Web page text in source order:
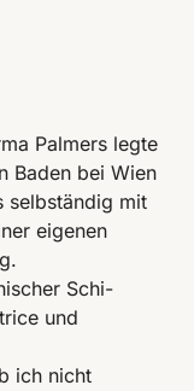
Palmers legte
Baden bei Wien
selbständig mit
eigenen
Schi-
und
ich nicht